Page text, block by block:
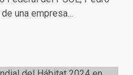
una empresa...